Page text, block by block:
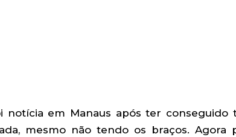
notícia em Manaus após ter conseguido
mesmo não tendo os braços. Agora